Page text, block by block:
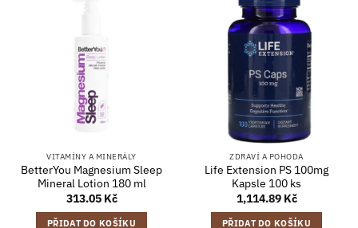
VITAMÍNY A MINERÁLY
BetterYou Magnesium Sleep
Mineral Lotion 180 ml
313.05 Kč
PŘIDAT DO KOŠÍKU
ZDRAVÍ A POHODA
Life Extension PS 100mg
Kapsle 100 ks
1,114.89 Kč
PŘIDAT DO KOŠÍKU